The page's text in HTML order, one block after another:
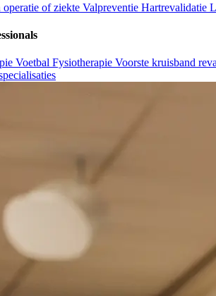
operatie of ziekte Valpreventie Hartrevalidatie
Voetbal Fysiotherapie Voorste kruisband